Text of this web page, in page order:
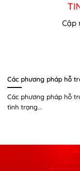
Cập
Các phương pháp hỗ
Các phương pháp hỗ
tình trạng...